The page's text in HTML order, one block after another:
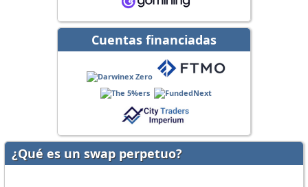
Cuentas financiadas
¿Qué es un swap perpetuo?